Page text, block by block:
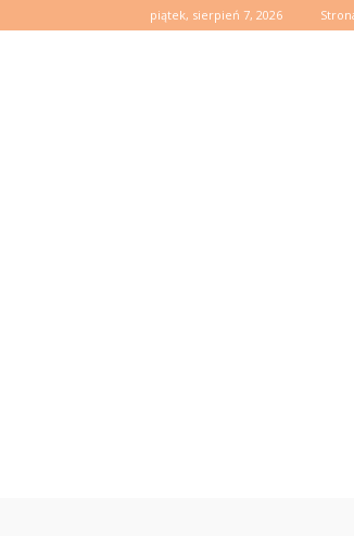
piątek, sierpień 7, 2026